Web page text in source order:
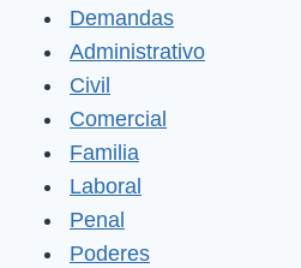
Demandas
Administrativo
Civil
Comercial
Familia
Laboral
Penal
Poderes